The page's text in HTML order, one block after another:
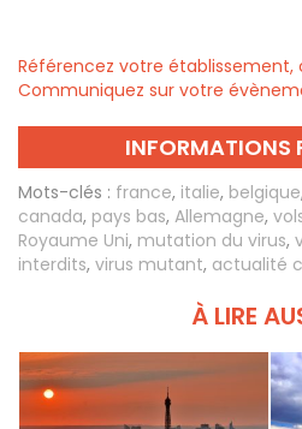
Référencez votre établissement,
Communiquez sur votre
INFORMATIONS
Mots-clés : france, italie, belgique,
canada, pays bas, Allemagne,
Royaume Uni, mutation du virus,
interdits, virus mutant, actualité
À LIRE